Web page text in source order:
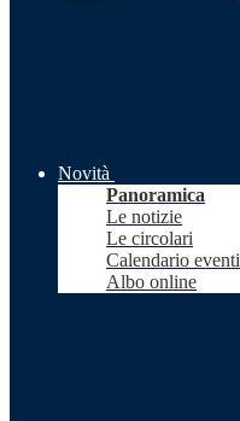
Novità
Panoramica
Le notizie
Le circolari
Calendario eventi
Albo online